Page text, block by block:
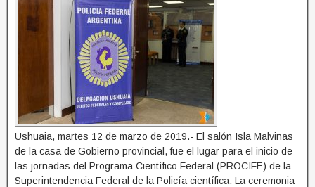
Ushuaia, martes 12 de marzo de 2019.- El salón Isla Malvinas
de la casa de Gobierno provincial, fue el lugar para el inicio de
las jornadas del Programa Científico Federal (PROCIFE) de la
Superintendencia Federal de la Policía científica. La ceremonia